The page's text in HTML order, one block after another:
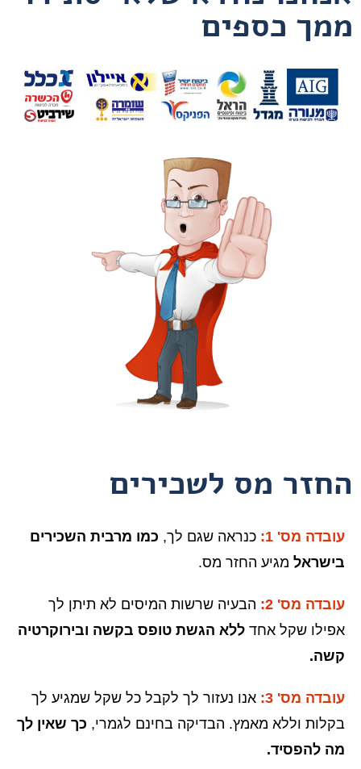
ממך כספים
החזר מס לשכירים
עובדה מס' 1: כנראה שגם לך, כמו מרבית השכירים
בישראל מגיע החזר מס.
עובדה מס' 2:
הבעיה שרשות המיסים לא תיתן לך
אפילו שקל אחד ללא הגשת טופס בקשה ובירוקרטיה
קשה.
עובדה מס' 3:
אנו נעזור לך לקבל כל שקל שמגיע לך
בקלות וללא מאמץ. הבדיקה בחינם לגמרי, כך שאין לך
מה להפסיד.